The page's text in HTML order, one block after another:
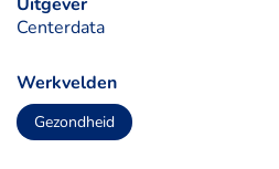
Centerdata
Werkvelden
Gezondheid